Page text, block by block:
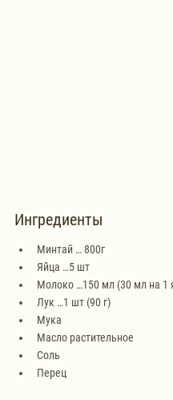
Ингредиенты
Минтай … 800г
Яйца …5 шт
Молоко …150 мл (30 мл на 1
Лук …1 шт (90 г)
Мука
Масло растительное
Соль
Перец